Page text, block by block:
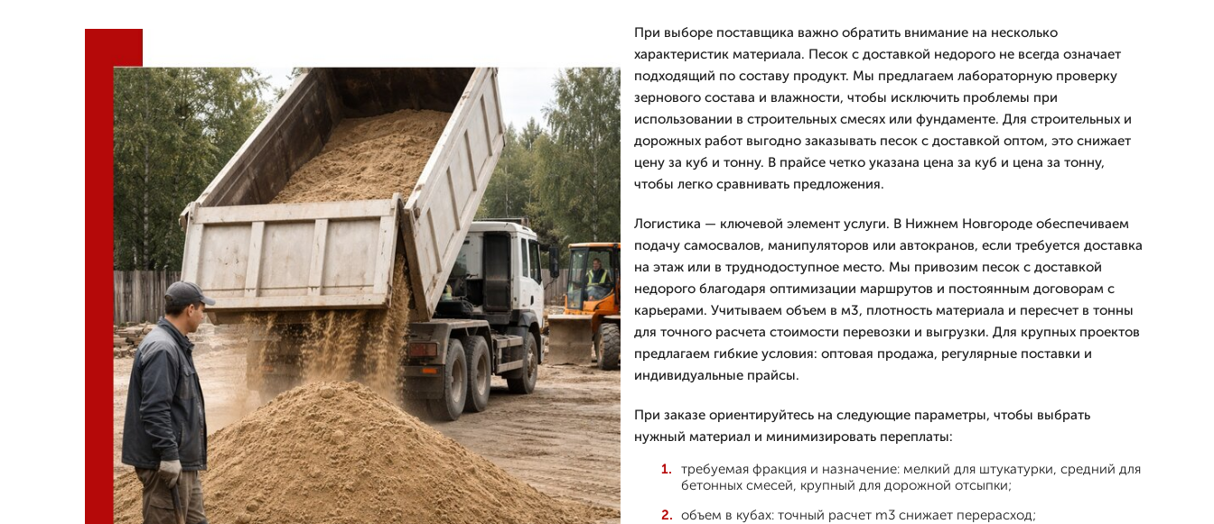
При выборе поставщика важно обратить внимание на несколько
характеристик материала. Песок с доставкой недорого не всегда означает
подходящий по составу продукт. Мы предлагаем лабораторную проверку
зернового состава и влажности, чтобы исключить проблемы при
использовании в строительных смесях или фундаменте. Для строительных и
дорожных работ выгодно заказывать песок с доставкой оптом, это снижает
цену за куб и тонну. В прайсе четко указана цена за куб и цена за тонну,
чтобы легко сравнивать предложения.
Логистика — ключевой элемент услуги. В Нижнем Новгороде обеспечиваем
подачу самосвалов, манипуляторов или автокранов, если требуется доставка
на этаж или в труднодоступное место. Мы привозим песок с доставкой
недорого благодаря оптимизации маршрутов и постоянным договорам с
карьерами. Учитываем объем в м3, плотность материала и пересчет в тонны
для точного расчета стоимости перевозки и выгрузки. Для крупных проектов
предлагаем гибкие условия: оптовая продажа, регулярные поставки и
индивидуальные прайсы.
При заказе ориентируйтесь на следующие параметры, чтобы выбрать
нужный материал и минимизировать переплаты:
требуемая фракция и назначение: мелкий для штукатурки, средний для
бетонных смесей, крупный для дорожной отсыпки;
объем в кубах: точный расчет m3 снижает перерасход;